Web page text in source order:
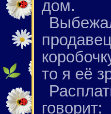
дом.
то я её
говорит: